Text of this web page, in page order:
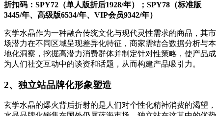
折扣码：SPY72（单人版折后1928/年）；SPY78（标准版
3445/年、高级版6534/年、VIP会员9342/年）
玄学水晶作为一种融合传统文化与现代灵性需求的商品，其市
场潜力在不同区域呈现差异化特征，商家需结合数据分析与本
地化洞察，挖掘高潜力消费群体并制定针对性策略，使产品成
为人们社交互动中的谈资和话题，从而构建产品吸引力。
2、独立站品牌化形象塑造
玄学水晶的爆火背后折射的是人们对个性化精神消费的渴望，